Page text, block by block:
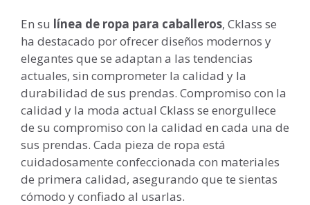
En su línea de ropa para caballeros, Cklass se
ha destacado por ofrecer diseños modernos y
elegantes que se adaptan a las tendencias
actuales, sin comprometer la calidad y la
durabilidad de sus prendas. Compromiso con la
calidad y la moda actual Cklass se enorgullece
de su compromiso con la calidad en cada una de
sus prendas. Cada pieza de ropa está
cuidadosamente confeccionada con materiales
de primera calidad, asegurando que te sientas
cómodo y confiado al usarlas.